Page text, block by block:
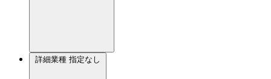
詳細業種 指定なし